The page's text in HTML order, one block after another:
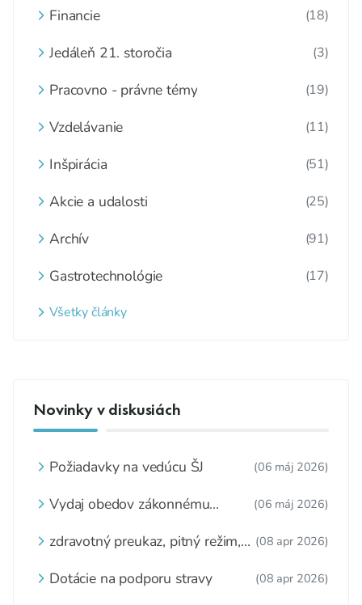
Financie (18)
Jedáleň 21. storočia (3)
Pracovno - právne témy (19)
Vzdelávanie (11)
Inšpirácia (51)
Akcie a udalosti (25)
Archív (91)
Gastrotechnológie (17)
Všetky články
Novinky v diskusiách
Požiadavky na vedúcu ŠJ (06 máj 2026)
Vydaj obedov zákonnému
(06 máj 2026)
zdravotný preukaz, pitný režim,
(08 apr 2026)
Dotácie na podporu stravy (08 apr 2026)